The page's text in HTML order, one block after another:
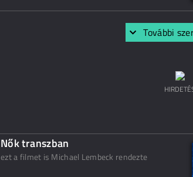
További
Nők transzban
ezt a filmet is Michael Lembeck rendezte